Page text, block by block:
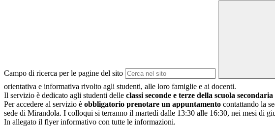
Campo di ricerca per le pagine del sito
orientativa e informativa rivolto agli studenti, alle loro famiglie e ai docenti.
Il servizio è dedicato agli studenti delle classi seconde e terze della scuola
Per accedere al servizio è obbligatorio prenotare un appuntamento contattando la
sede di Mirandola. I colloqui si terranno il martedì dalle 13:30 alle 16:30, nei mesi di
In allegato il flyer informativo con tutte le informazioni.